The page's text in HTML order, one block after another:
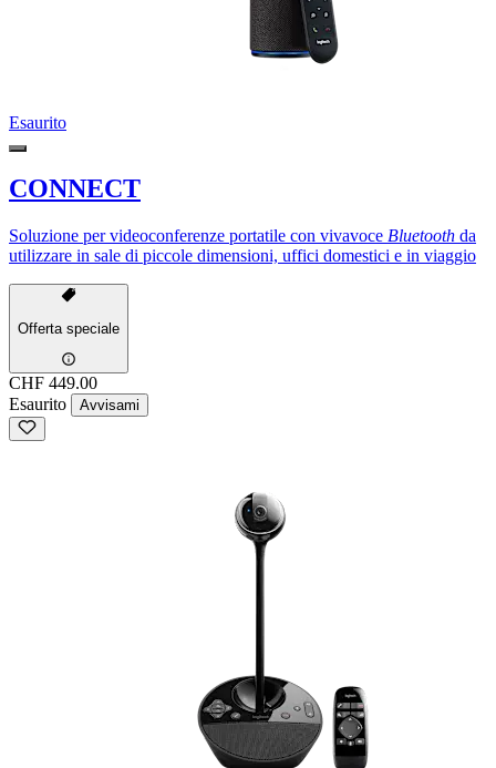
Esaurito
CONNECT
Soluzione per videoconferenze portatile con vivavoce Bluetooth da
utilizzare in sale di piccole dimensioni, uffici domestici e in viaggio
Offerta speciale
CHF 449.00
Esaurito
Avvisami